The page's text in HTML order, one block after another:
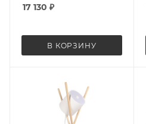
17 130 ₽
В КОРЗИНУ